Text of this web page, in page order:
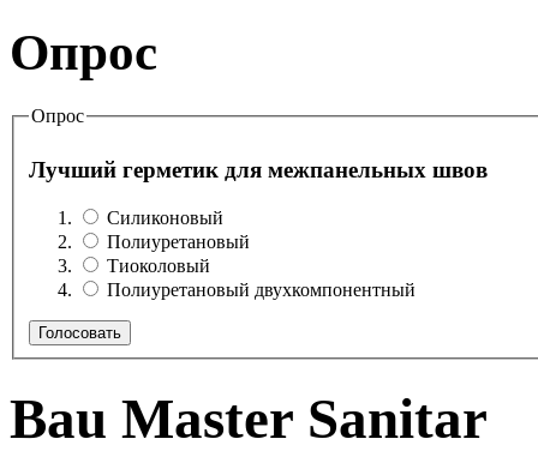
Опрос
Опрос
Лучший герметик для межпанельных швов
Силиконовый
Полиуретановый
Тиоколовый
Полиуретановый двухкомпонентный
Голосовать
Bau Master Sanitar